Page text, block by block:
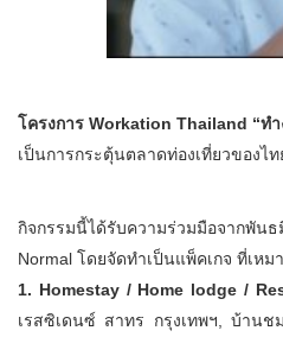
โครงการ Workation Thailand “ท
เป็นการกระตุ้นตลาดท่องเที่ยวของ
กิจกรรมนี้ได้รับความร่วมมือจากพั
Normal โดยจัดทำเป็นแพ็คเกจ ที่เห
1. Homestay / Home lodge /
เรสซิเดนซ์ สาทร กรุงเทพฯ, บ้าน